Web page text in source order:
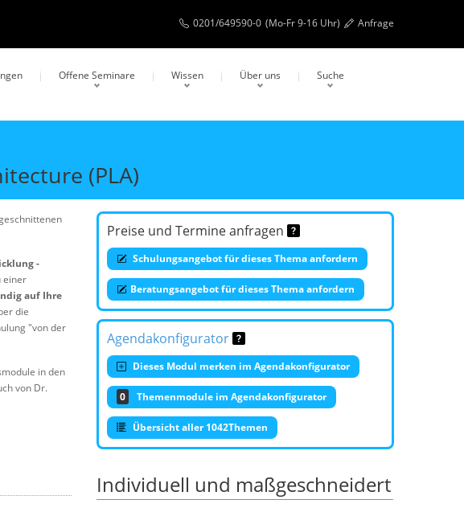
0201/649590-0 (Mo-Fr 9-16 Uhr) Anfrage
Offene Seminare Wissen Über uns Suche
(PLA)
-
einer
auf Ihre
die
"von der
in den
von Dr.
Preise und Termine anfragen
Schulungsangebot für dieses Thema anfordern
Beratungsangebot für dieses Thema anfordern
Agendakonfigurator
Dieses Modul merken im Agendakonfigurator
0 Themenmodule im Agendakonfigurator
Übersicht aller 1042Themen
Individuell und maßgeschneidert